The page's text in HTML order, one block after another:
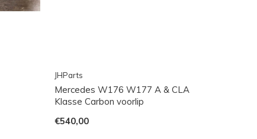
JHParts
Mercedes W176 W177 A & CLA
Klasse Carbon voorlip
€540,00